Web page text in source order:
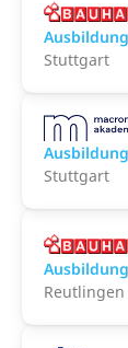
Stuttgart
Stuttgart
Reutlingen